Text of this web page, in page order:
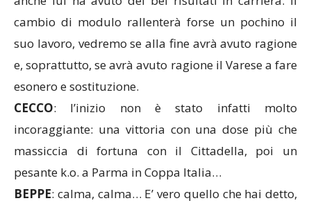
cambio di modulo rallenterà forse un pochino il
suo lavoro, vedremo se alla fine avrà avuto ragione
e, soprattutto, se avrà avuto ragione il Varese a fare
esonero e sostituzione.
CECCO: l’inizio non è stato infatti molto
incoraggiante: una vittoria con una dose più che
massiccia di fortuna con il Cittadella, poi un
pesante k.o. a Parma in Coppa Italia…
BEPPE: calma, calma… E’ vero quello che hai detto,